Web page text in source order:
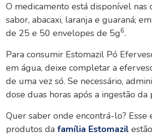
O medicamento está disponível nas
sabor, abacaxi, laranja e guaraná;
de 25 e 50 envelopes de 5g6.
Para consumir Estomazil Pó
em água, deixe completar a
de uma vez só. Se necessário,
dose duas horas após a ingestão da
Quer saber onde encontrá-lo? Esse
produtos da família Estomazil